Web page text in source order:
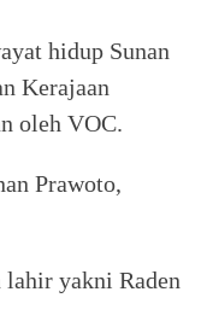
hidup Sunan
Kerajaan
oleh VOC.
Prawoto,
yakni Raden